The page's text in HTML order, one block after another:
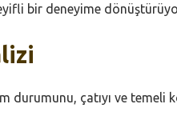
bir deneyime
durumunu, çatıyı ve